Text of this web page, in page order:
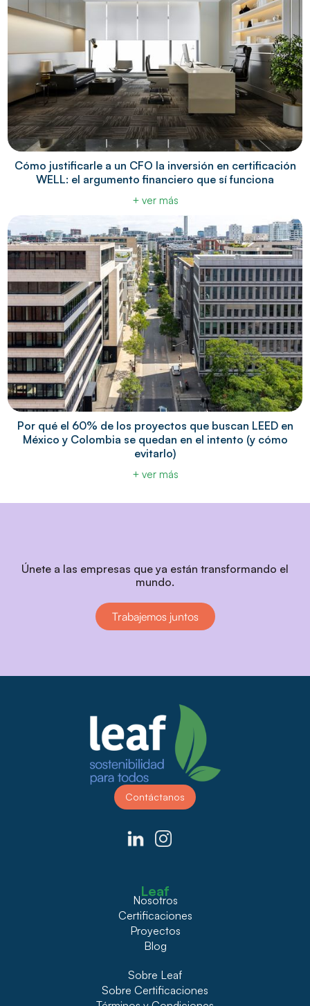
Cómo justificarle a un CFO la inversión en certificación
WELL: el argumento financiero que sí funciona
+ ver más
Por qué el 60% de los proyectos que buscan LEED en
México y Colombia se quedan en el intento (y cómo
evitarlo)
+ ver más
Únete a las empresas que ya están transformando el
mundo.
Trabajemos juntos
Contáctanos
Leaf
Nosotros
Certificaciones
Proyectos
Blog
Sobre Leaf
Sobre Certificaciones